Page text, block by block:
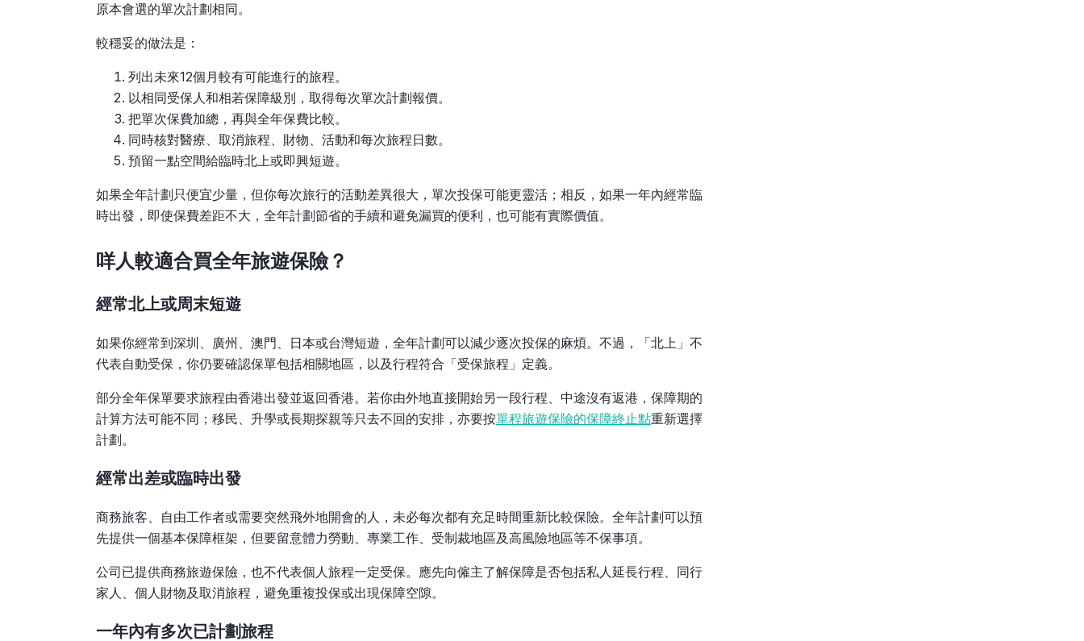
原本會選的單次計劃相同。
較穩妥的做法是：
列出未來12個月較有可能進行的旅程。
以相同受保人和相若保障級別，取得每次單次計劃報價。
把單次保費加總，再與全年保費比較。
同時核對醫療、取消旅程、財物、活動和每次旅程日數。
預留一點空間給臨時北上或即興短遊。
如果全年計劃只便宜少量，但你每次旅行的活動差異很大，單次投保可能更靈活；相反，如果一年內經常臨
時出發，即使保費差距不大，全年計劃節省的手續和避免漏買的便利，也可能有實際價值。
咩人較適合買全年旅遊保險？
經常北上或周末短遊
如果你經常到深圳、廣州、澳門、日本或台灣短遊，全年計劃可以減少逐次投保的麻煩。不過，「北上」不
代表自動受保，你仍要確認保單包括相關地區，以及行程符合「受保旅程」定義。
部分全年保單要求旅程由香港出發並返回香港。若你由外地直接開始另一段行程、中途沒有返港，保障期的
計算方法可能不同；移民、升學或長期探親等只去不回的安排，亦要按單程旅遊保險的保障終止點重新選擇
計劃。
經常出差或臨時出發
商務旅客、自由工作者或需要突然飛外地開會的人，未必每次都有充足時間重新比較保險。全年計劃可以預
先提供一個基本保障框架，但要留意體力勞動、專業工作、受制裁地區及高風險地區等不保事項。
公司已提供商務旅遊保險，也不代表個人旅程一定受保。應先向僱主了解保障是否包括私人延長行程、同行
家人、個人財物及取消旅程，避免重複投保或出現保障空隙。
一年內有多次已計劃旅程